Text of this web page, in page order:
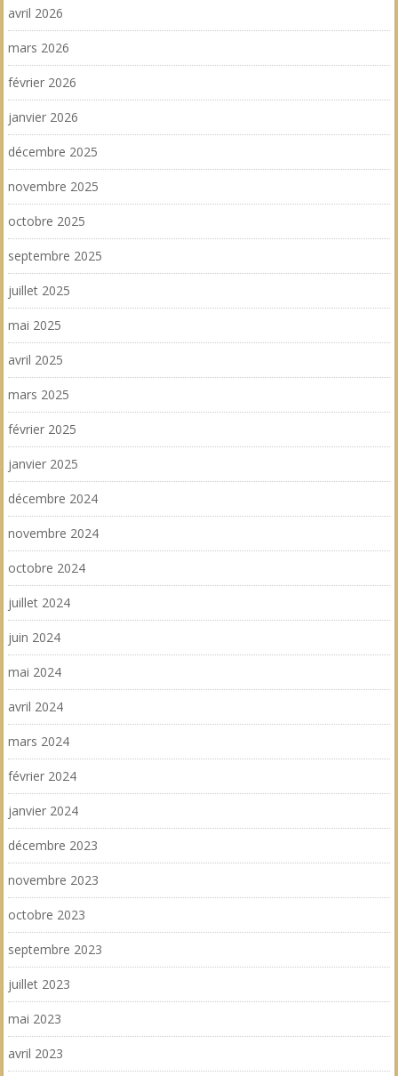
avril 2026
mars 2026
février 2026
janvier 2026
décembre 2025
novembre 2025
octobre 2025
septembre 2025
juillet 2025
mai 2025
avril 2025
mars 2025
février 2025
janvier 2025
décembre 2024
novembre 2024
octobre 2024
juillet 2024
juin 2024
mai 2024
avril 2024
mars 2024
février 2024
janvier 2024
décembre 2023
novembre 2023
octobre 2023
septembre 2023
juillet 2023
mai 2023
avril 2023